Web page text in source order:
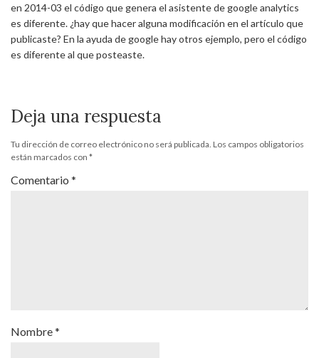
en 2014-03 el código que genera el asistente de google analytics
es diferente. ¿hay que hacer alguna modificación en el artículo que
publicaste? En la ayuda de google hay otros ejemplo, pero el código
es diferente al que posteaste.
Deja una respuesta
Tu dirección de correo electrónico no será publicada. Los campos obligatorios
están marcados con *
Comentario *
Nombre*